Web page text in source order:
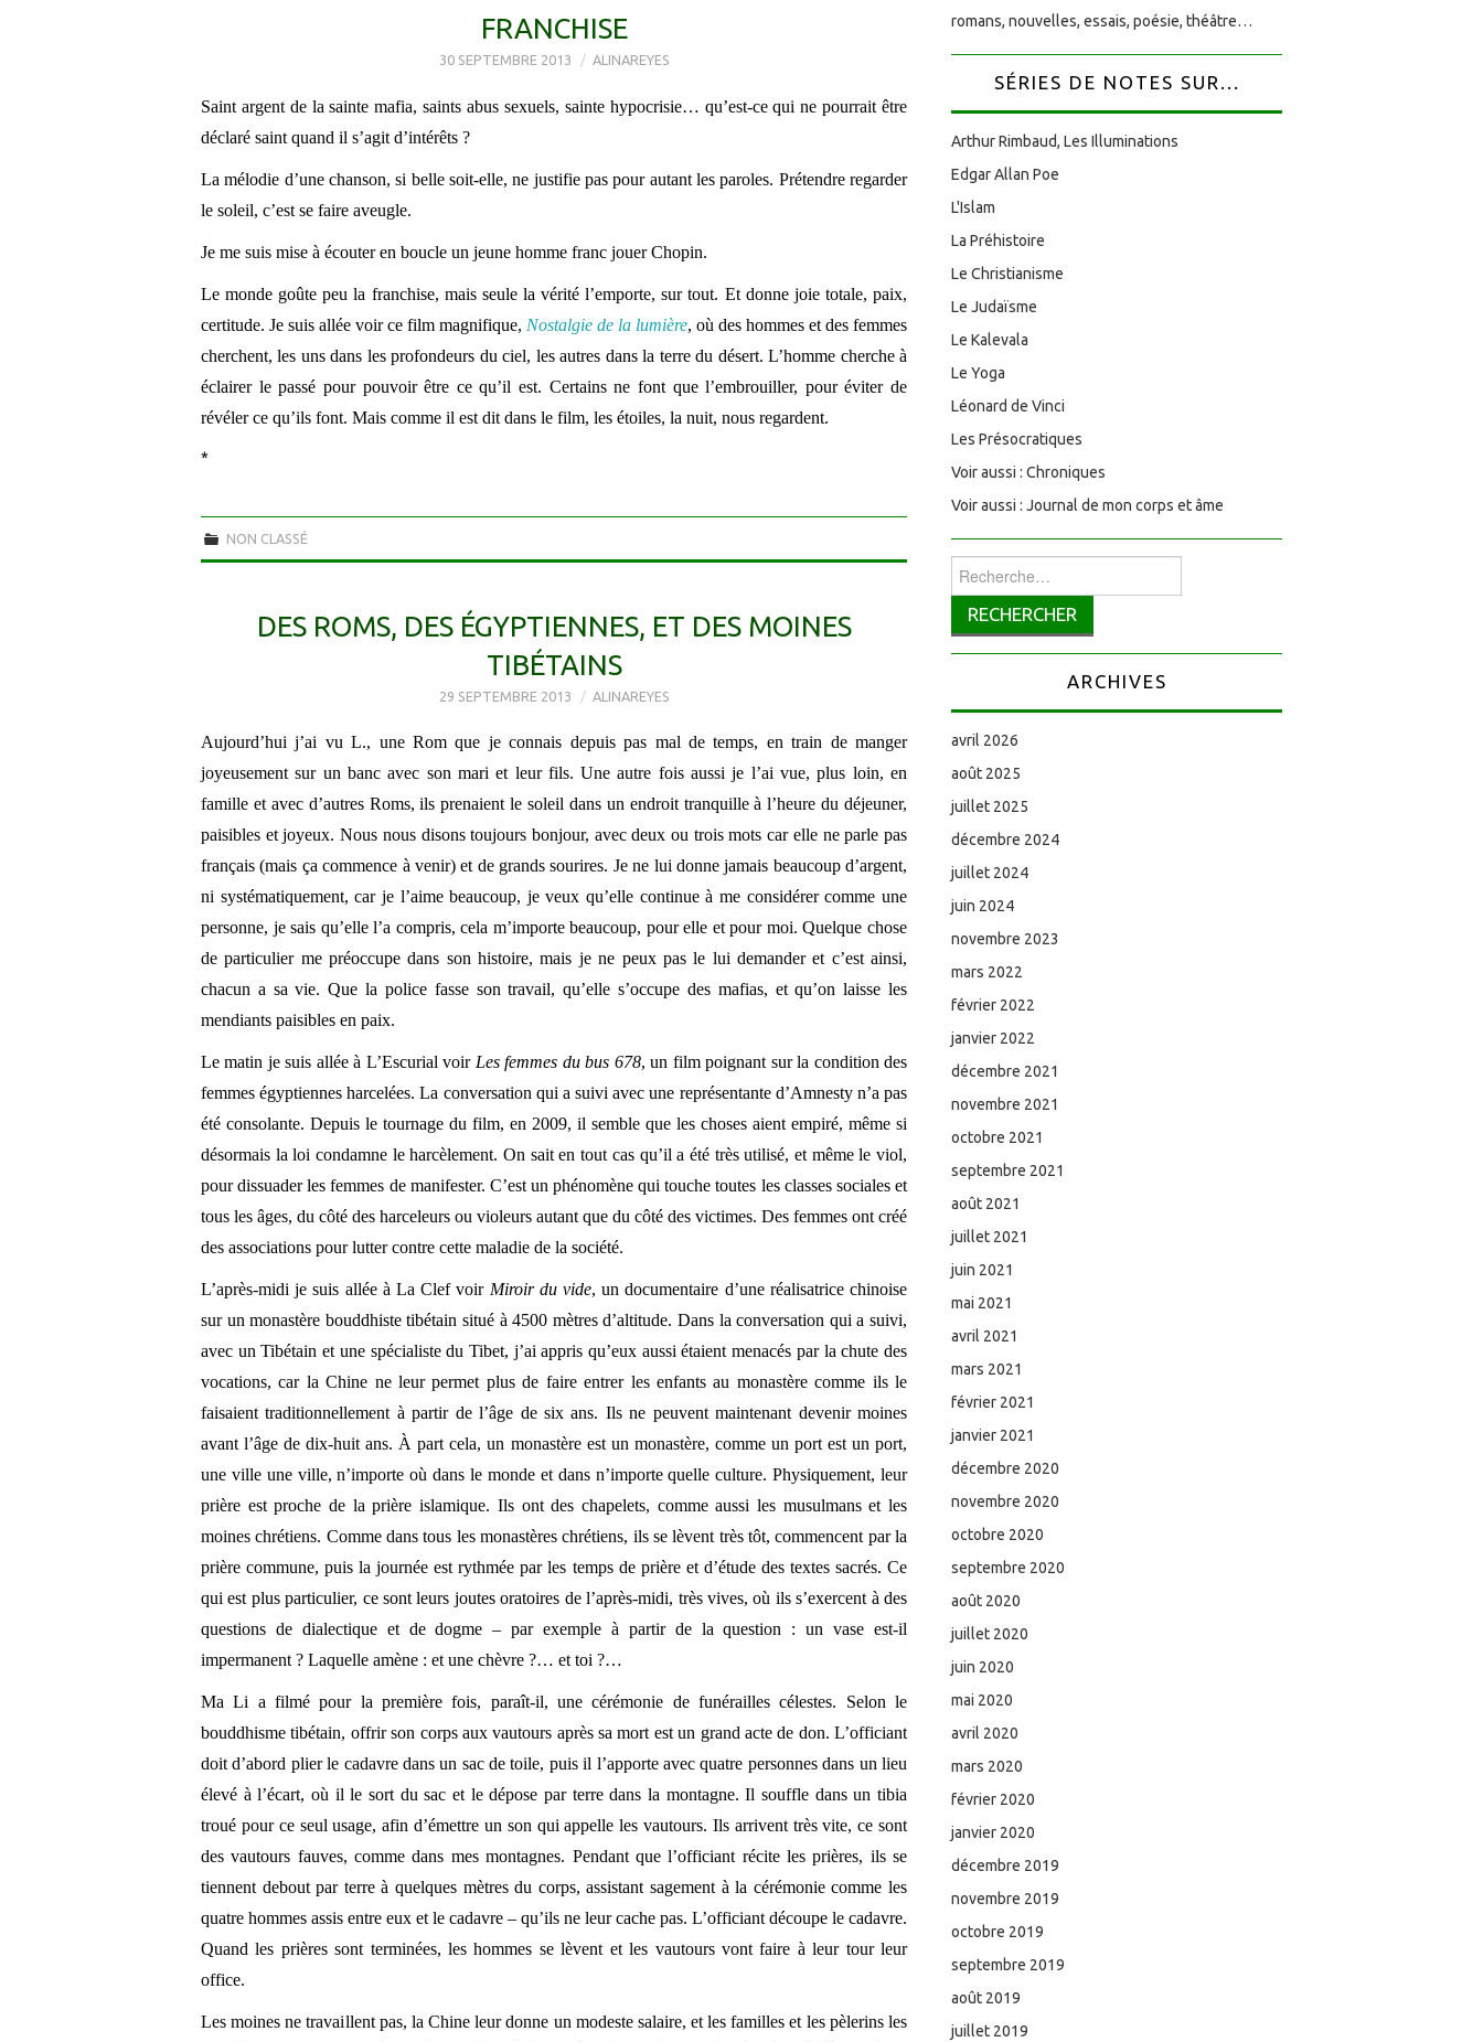
FRANCHISE
30 SEPTEMBRE 2013 ALINAREYES
Saint argent de la sainte mafia, saints abus sexuels, sainte hypocrisie… qu’est-ce qui ne pourrait être
déclaré saint quand il s’agit d’intérêts ?
La mélodie d’une chanson, si belle soit-elle, ne justifie pas pour autant les paroles. Prétendre regarder
le soleil, c’est se faire aveugle.
Je me suis mise à écouter en boucle un jeune homme franc jouer Chopin.
Le monde goûte peu la franchise, mais seule la vérité l’emporte, sur tout. Et donne joie totale, paix,
certitude. Je suis allée voir ce film magnifique, Nostalgie de la lumière, où des hommes et des femmes
cherchent, les uns dans les profondeurs du ciel, les autres dans la terre du désert. L’homme cherche à
éclairer le passé pour pouvoir être ce qu’il est. Certains ne font que l’embrouiller, pour éviter de
révéler ce qu’ils font. Mais comme il est dit dans le film, les étoiles, la nuit, nous regardent.
*
NON CLASSÉ
DES ROMS, DES ÉGYPTIENNES, ET DES MOINES
TIBÉTAINS
29 SEPTEMBRE 2013 ALINAREYES
Aujourd’hui j’ai vu L., une Rom que je connais depuis pas mal de temps, en train de manger
joyeusement sur un banc avec son mari et leur fils. Une autre fois aussi je l’ai vue, plus loin, en
famille et avec d’autres Roms, ils prenaient le soleil dans un endroit tranquille à l’heure du déjeuner,
paisibles et joyeux. Nous nous disons toujours bonjour, avec deux ou trois mots car elle ne parle pas
français (mais ça commence à venir) et de grands sourires. Je ne lui donne jamais beaucoup d’argent,
ni systématiquement, car je l’aime beaucoup, je veux qu’elle continue à me considérer comme une
personne, je sais qu’elle l’a compris, cela m’importe beaucoup, pour elle et pour moi. Quelque chose
de particulier me préoccupe dans son histoire, mais je ne peux pas le lui demander et c’est ainsi,
chacun a sa vie. Que la police fasse son travail, qu’elle s’occupe des mafias, et qu’on laisse les
mendiants paisibles en paix.
Le matin je suis allée à L’Escurial voir Les femmes du bus 678, un film poignant sur la condition des
femmes égyptiennes harcelées. La conversation qui a suivi avec une représentante d’Amnesty n’a pas
été consolante. Depuis le tournage du film, en 2009, il semble que les choses aient empiré, même si
désormais la loi condamne le harcèlement. On sait en tout cas qu’il a été très utilisé, et même le viol,
pour dissuader les femmes de manifester. C’est un phénomène qui touche toutes les classes sociales et
tous les âges, du côté des harceleurs ou violeurs autant que du côté des victimes. Des femmes ont créé
des associations pour lutter contre cette maladie de la société.
L’après-midi je suis allée à La Clef voir Miroir du vide, un documentaire d’une réalisatrice chinoise
sur un monastère bouddhiste tibétain situé à 4500 mètres d’altitude. Dans la conversation qui a suivi,
avec un Tibétain et une spécialiste du Tibet, j’ai appris qu’eux aussi étaient menacés par la chute des
vocations, car la Chine ne leur permet plus de faire entrer les enfants au monastère comme ils le
faisaient traditionnellement à partir de l’âge de six ans. Ils ne peuvent maintenant devenir moines
avant l’âge de dix-huit ans. À part cela, un monastère est un monastère, comme un port est un port,
une ville une ville, n’importe où dans le monde et dans n’importe quelle culture. Physiquement, leur
prière est proche de la prière islamique. Ils ont des chapelets, comme aussi les musulmans et les
moines chrétiens. Comme dans tous les monastères chrétiens, ils se lèvent très tôt, commencent par la
prière commune, puis la journée est rythmée par les temps de prière et d’étude des textes sacrés. Ce
qui est plus particulier, ce sont leurs joutes oratoires de l’après-midi, très vives, où ils s’exercent à des
questions de dialectique et de dogme – par exemple à partir de la question : un vase est-il
impermanent ? Laquelle amène : et une chèvre ?… et toi ?…
Ma Li a filmé pour la première fois, paraît-il, une cérémonie de funérailles célestes. Selon le
bouddhisme tibétain, offrir son corps aux vautours après sa mort est un grand acte de don. L’officiant
doit d’abord plier le cadavre dans un sac de toile, puis il l’apporte avec quatre personnes dans un lieu
élevé à l’écart, où il le sort du sac et le dépose par terre dans la montagne. Il souffle dans un tibia
troué pour ce seul usage, afin d’émettre un son qui appelle les vautours. Ils arrivent très vite, ce sont
des vautours fauves, comme dans mes montagnes. Pendant que l’officiant récite les prières, ils se
tiennent debout par terre à quelques mètres du corps, assistant sagement à la cérémonie comme les
quatre hommes assis entre eux et le cadavre – qu’ils ne leur cache pas. L’officiant découpe le cadavre.
Quand les prières sont terminées, les hommes se lèvent et les vautours vont faire à leur tour leur
office.
Les moines ne travaillent pas, la Chine leur donne un modeste salaire, et les familles et les pèlerins les
romans, nouvelles, essais, poésie, théâtre…
SÉRIES DE NOTES SUR...
Arthur Rimbaud, Les Illuminations
Edgar Allan Poe
L'Islam
La Préhistoire
Le Christianisme
Le Judaïsme
Le Kalevala
Le Yoga
Léonard de Vinci
Les Présocratiques
Voir aussi : Chroniques
Voir aussi : Journal de mon corps et âme
Rechercher :
ARCHIVES
avril 2026
août 2025
juillet 2025
décembre 2024
juillet 2024
juin 2024
novembre 2023
mars 2022
février 2022
janvier 2022
décembre 2021
novembre 2021
octobre 2021
septembre 2021
août 2021
juillet 2021
juin 2021
mai 2021
avril 2021
mars 2021
février 2021
janvier 2021
décembre 2020
novembre 2020
octobre 2020
septembre 2020
août 2020
juillet 2020
juin 2020
mai 2020
avril 2020
mars 2020
février 2020
janvier 2020
décembre 2019
novembre 2019
octobre 2019
septembre 2019
août 2019
juillet 2019